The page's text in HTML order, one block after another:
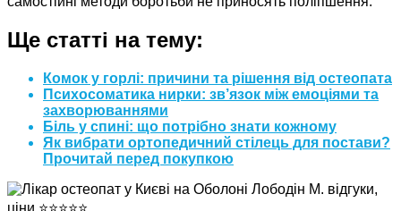
Ще статті на тему:
Комок у горлі: причини та рішення від остеопата
Психосоматика нирки: зв’язок між емоціями та
захворюваннями
Біль у спині: що потрібно знати кожному
Як вибрати ортопедичний стілець для постави?
Прочитай перед покупкою